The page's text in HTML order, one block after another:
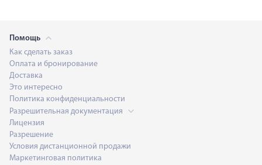
Помощь
Как сделать заказ
Оплата и бронирование
Доставка
Это интересно
Политика конфиденциальности
Разрешительная документация
Лицензия
Разрешение
Условия дистанционной продажи
Маркетинговая политика